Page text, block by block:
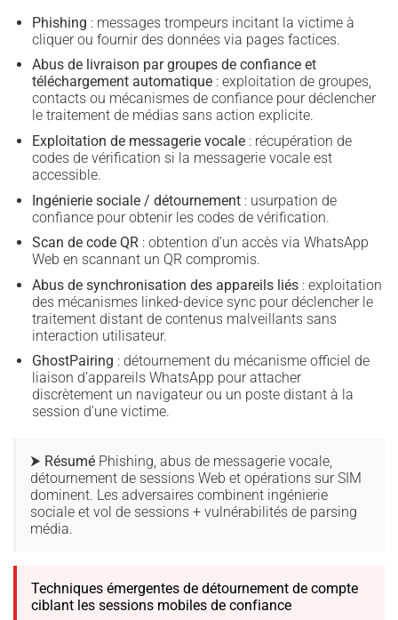
Phishing : messages trompeurs incitant la victime à
cliquer ou fournir des données via pages factices.
Abus de livraison par groupes de confiance et
téléchargement automatique: exploitation de groupes,
contacts ou mécanismes de confiance pour déclencher
le traitement de médias sans action explicite.
Exploitation de messagerie vocale: récupération de
codes de vérification si la messagerie vocale est
accessible.
Ingénierie sociale / détournement: usurpation de
confiance pour obtenir les codes de vérification.
Scan de code QR: obtention d’un accès via WhatsApp
Web en scannant un QR compromis.
Abus de synchronisation des appareils liés: exploitation
des mécanismes linked-device sync pour déclencher le
traitement distant de contenus malveillants sans
interaction utilisateur.
GhostPairing : détournement du mécanisme officiel de
liaison d’appareils WhatsApp pour attacher
discrètement un navigateur ou un poste distant à la
session d’une victime.
⮞ Résumé Phishing, abus de messagerie vocale,
détournement de sessions Web et opérations sur SIM
dominent. Les adversaires combinent ingénierie
sociale et vol de sessions + vulnérabilités de parsing
média.
Techniques émergentes de détournement de compte
ciblant les sessions mobiles de confiance